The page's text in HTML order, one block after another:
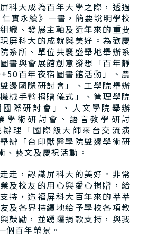
科大成為百年大學之際，透過
實永續》一書，簡要說明學校
織、發展主軸及近年來的重要
屏科大的成就與美好。為歡慶
系所、單位共襄盛舉地舉辦系
書與會展館創意發想「百年靜
百年夜宿圖書館活動」、農
邊國際研討會」、工學院舉辦
械手臂捐贈儀式」、管理學院
際研討會」、人文學院舉辦
學術研討會、語言教學研討
理「國際級大師來台交流演
辦「台印獸醫學院雙邊學術研
、藝文及慶祝活動。
走，認識屏科大的美好。非常
及校友的用心與愛心捐贈，給
持，造福屏科大百年來的莘莘
及各界持續地給予學校各項教
鼓勵，並踴躍捐款支持，與我
個百年榮景。